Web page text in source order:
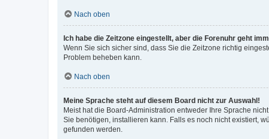
Nach oben
Ich habe die Zeitzone eingestellt, aber die Forenuhr geht
Wenn Sie sich sicher sind, dass Sie die Zeitzone richtig
Problem beheben kann.
Nach oben
Meine Sprache steht auf diesem Board nicht zur Auswahl!
Meist hat die Board-Administration entweder Ihre Sprache
Sie benötigen, installieren kann. Falls es noch nicht existiert,
gefunden werden.